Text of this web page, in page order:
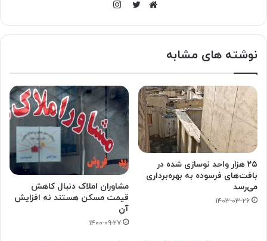
نوشته های مشابه
۲۵ هزار واحد نوسازی شده در
بافت‌های فرسوده به بهره‌برداری
می‌رسد
۱۴۰۳-۰۳-۲۶
مشاوران املاک دنبال کاهش
قیمت مسکن هستند نه افزایش
آن
۱۴۰۰-۰۹-۲۷